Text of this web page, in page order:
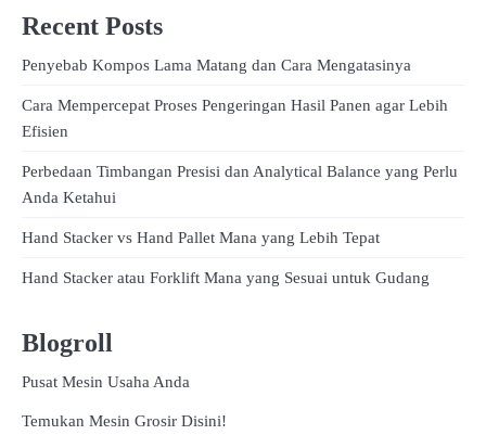
Recent Posts
Penyebab Kompos Lama Matang dan Cara Mengatasinya
Cara Mempercepat Proses Pengeringan Hasil Panen agar Lebih
Efisien
Perbedaan Timbangan Presisi dan Analytical Balance yang Perlu
Anda Ketahui
Hand Stacker vs Hand Pallet Mana yang Lebih Tepat
Hand Stacker atau Forklift Mana yang Sesuai untuk Gudang
Blogroll
Pusat Mesin Usaha Anda
Temukan Mesin Grosir Disini!